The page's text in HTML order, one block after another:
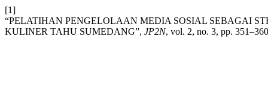
[1]
“PELATIHAN PENGELOLAAN MEDIA SOSIAL SEBAGAI
KULINER TAHU SUMEDANG”, JP2N, vol. 2, no. 3, pp.